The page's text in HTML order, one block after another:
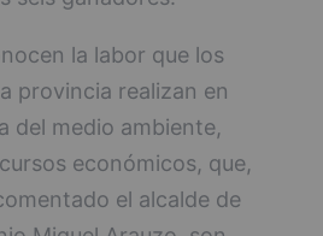
la labor que los
provincia realizan en
del medio ambiente,
económicos, que,
el alcalde de